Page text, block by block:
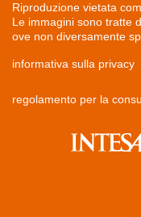
Riproduzione vietata
Le immagini sono tratte
ove non diversamente
informativa sulla privacy
regolamento per la